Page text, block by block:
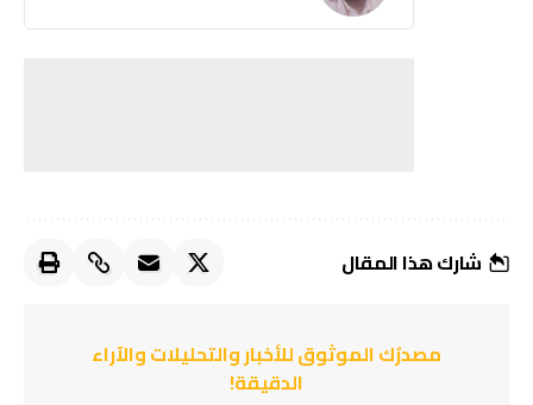
شارك هذا المقال
مصدرُك الموثوق للأخبار والتحليلات والآراء
الدقيقة!